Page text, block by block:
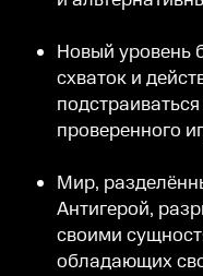
Новый уровень
схваток и
проверенного
Мир,
Антигерой,
своими
обладающих